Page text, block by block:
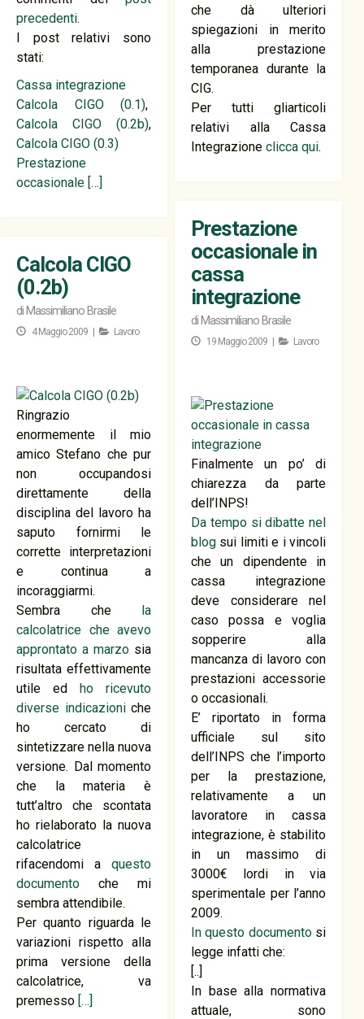
precedenti.
I post relativi sono
stati:
Cassa integrazione
Calcola CIGO (0.1),
Calcola CIGO (0.2b),
Calcola CIGO (0.3)
Prestazione
occasionale […]
che dà ulteriori
spiegazioni in merito
alla prestazione
temporanea durante la
CIG.
Per tutti gliarticoli
relativi alla Cassa
Integrazione clicca qui.
Prestazione
occasionale in
cassa
integrazione
di Massimiliano Brasile
19 Maggio 2009 | Lavoro
Finalmente un po’ di
chiarezza da parte
dell’INPS!
Da tempo si dibatte nel
blog sui limiti e i vincoli
che un dipendente in
cassa integrazione
deve considerare nel
caso possa e voglia
sopperire alla
mancanza di lavoro con
prestazioni accessorie
o occasionali.
E’ riportato in forma
ufficiale sul sito
dell’INPS che l’importo
per la prestazione,
relativamente a un
lavoratore in cassa
integrazione, è stabilito
in un massimo di
3000€ lordi in via
sperimentale per l’anno
2009.
In questo documentosi
legge infatti che:
[..]
In base alla normativa
attuale, sono
Calcola CIGO
(0.2b)
di Massimiliano Brasile
4 Maggio 2009 | Lavoro
Ringrazio
enormemente il mio
amico Stefano che pur
non occupandosi
direttamente della
disciplina del lavoro ha
saputo fornirmi le
corrette interpretazioni
e continua a
incoraggiarmi.
Sembra che la
calcolatrice che avevo
approntato a marzo sia
risultata effettivamente
utile edho ricevuto
diverse indicazioniche
ho cercato di
sintetizzare nella nuova
versione. Dal momento
che la materia è
tutt’altro che scontata
ho rielaborato la nuova
calcolatrice
rifacendomi aquesto
documento che mi
sembra attendibile.
Per quanto riguarda le
variazioni rispetto alla
prima versione della
calcolatrice, va
premesso […]